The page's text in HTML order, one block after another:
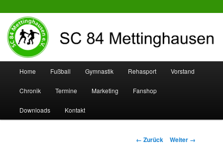
SC 84 Mettinghausen
Zum
Inhalt
wechseln
Zum
sekundären
Inhalt
Home Fußball Gymnastik Rehasport Vorstand
Chronik Termine Marketing Fanshop
Downloads Kontakt
Bilder-
← Zurück Weiter →